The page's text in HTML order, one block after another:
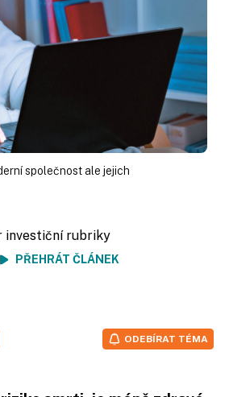
společnost ale jejich
investiční rubriky
PŘEHRÁT ČLÁNEK
ODEBÍRAT TÉMA